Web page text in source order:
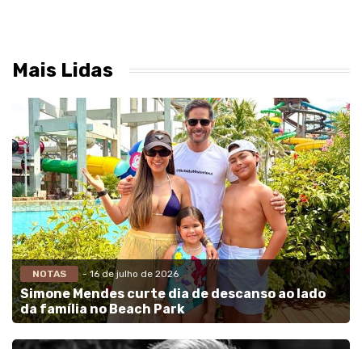
Mais Lidas
NOTAS - 16 de julho de 2026
Simone Mendes curte dia de descanso ao lado
da família no Beach Park